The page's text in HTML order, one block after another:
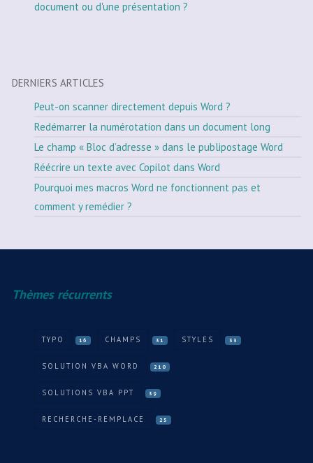
document ou d'une présentation ?
DERNIERS ARTICLES
Peut-on scanner directement depuis Word ?
Redémarrer la numérotation dans un document long
Le champ « Bloc d’adresse » dans le publipostage Word
Réécrire un texte avec Copilot dans Word
Pourquoi mes macros Word ne fonctionnent pas et
comment y remédier ?
Thèmes récurrents
TYPO 16 CHAMPS 31 STYLES 33
SOLUTION VBA WORD 210
SOLUTIONS VBA PPT 39
RECHERCHE-REMPLACE 25